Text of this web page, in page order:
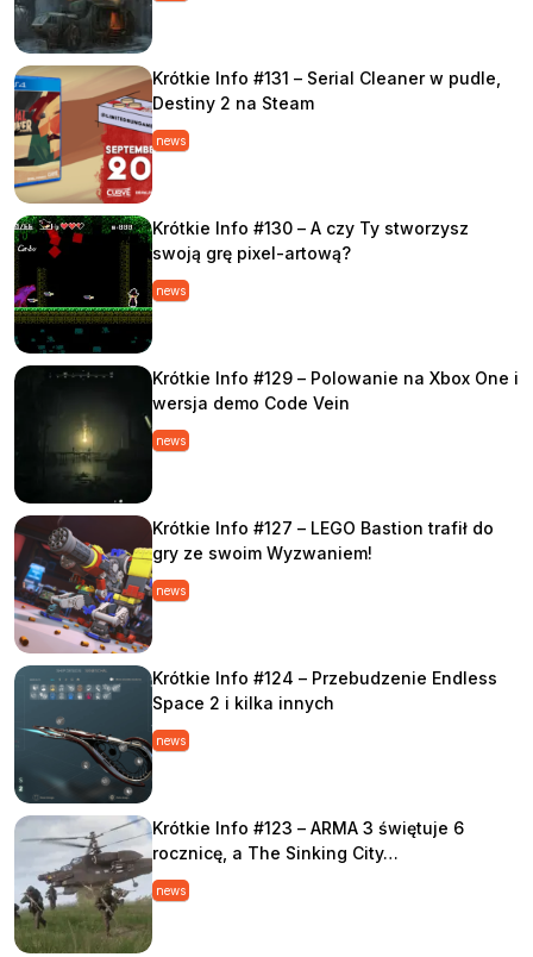
Krótkie Info #131 – Serial Cleaner w pudle,
Destiny 2 na Steam
news
Krótkie Info #130 – A czy Ty stworzysz
swoją grę pixel-artową?
news
Krótkie Info #129 – Polowanie na Xbox One i
wersja demo Code Vein
news
Krótkie Info #127 – LEGO Bastion trafił do
gry ze swoim Wyzwaniem!
news
Krótkie Info #124 – Przebudzenie Endless
Space 2 i kilka innych
news
Krótkie Info #123 – ARMA 3 świętuje 6
rocznicę, a The Sinking City…
news